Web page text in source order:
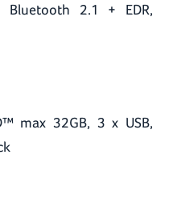
Bluetooth 2.1 + EDR,
max 32GB, 3 x USB,